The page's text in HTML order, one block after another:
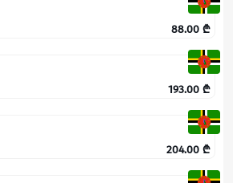
88.00 ₾
193.00 ₾
204.00 ₾